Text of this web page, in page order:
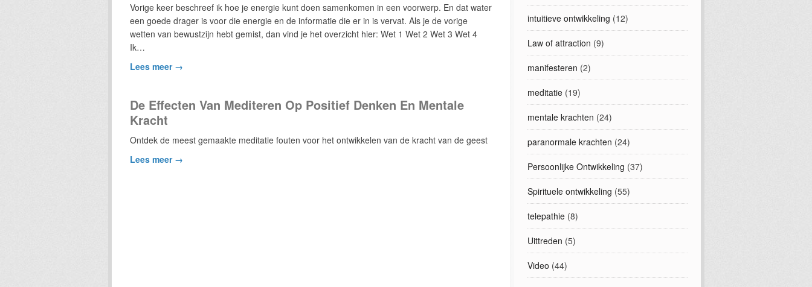
Vorige keer beschreef ik hoe je energie kunt doen samenkomen in een voorwerp. En dat water
een goede drager is voor die energie en de informatie die er in is vervat. Als je de vorige
wetten van bewustzijn hebt gemist, dan vind je het overzicht hier: Wet 1 Wet 2 Wet 3 Wet 4
Ik…
Lees meer →
De Effecten Van Mediteren Op Positief Denken En Mentale
Kracht
Ontdek de meest gemaakte meditatie fouten voor het ontwikkelen van de kracht van de geest
Lees meer →
intuitieve ontwikkeling (12)
Law of attraction (9)
manifesteren (2)
meditatie(19)
mentale krachten (24)
paranormale krachten (24)
Persoonlijke Ontwikkeling (37)
Spirituele ontwikkeling (55)
telepathie(8)
Uittreden (5)
Video (44)